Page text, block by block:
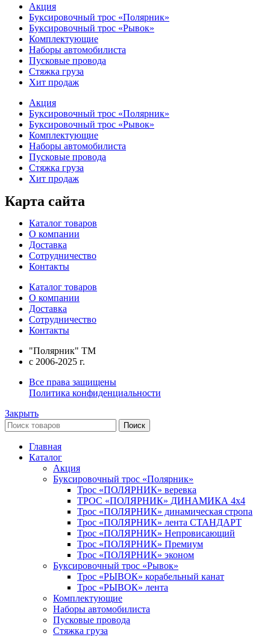
Акция
Буксировочный трос «Полярник»
Буксировочный трос «Рывок»
Комплектующие
Наборы автомобилиста
Пусковые провода
Стяжка груза
Хит продаж
Акция
Буксировочный трос «Полярник»
Буксировочный трос «Рывок»
Комплектующие
Наборы автомобилиста
Пусковые провода
Стяжка груза
Хит продаж
Карта сайта
Каталог товаров
О компании
Доставка
Сотрудничество
Контакты
Каталог товаров
О компании
Доставка
Сотрудничество
Контакты
"Полярник" TM
c 2006-2025 г.
Все права защищены
Политика конфиденциальности
Закрыть
Поиск
Главная
Каталог
Акция
Буксировочный трос «Полярник»
Трос «ПОЛЯРНИК» веревка
ТРОС «ПОЛЯРНИК» ДИНАМИКА 4х4
Трос «ПОЛЯРНИК» динамическая стропа
Трос «ПОЛЯРНИК» лента СТАНДАРТ
Трос «ПОЛЯРНИК» Непровисающий
Трос «ПОЛЯРНИК» Премиум
Трос «ПОЛЯРНИК» эконом
Буксировочный трос «Рывок»
Трос «РЫВОК» корабельный канат
Трос «РЫВОК» лента
Комплектующие
Наборы автомобилиста
Пусковые провода
Стяжка груза